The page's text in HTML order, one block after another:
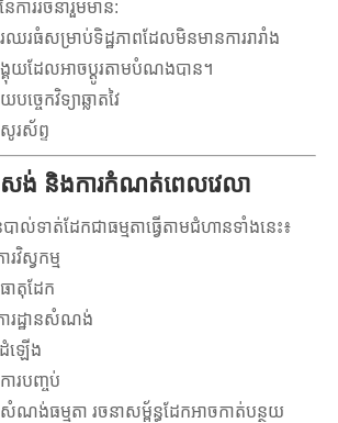
ាររចនារួមមាន:
រឈរធំសម្រាប់ទិដ្ឋភាពដែលមិនមានការរារាំង
ង្គុយដែលអាចប្ដូរតាមបំណងបាន។
ច្ចេកវិទ្យាឆ្លាតវៃ
សូរស័ព្ទ
សង់ និងការកំណត់ពេលវេលា
ល់ទាត់ដែកជាធម្មតាធ្វើតាមជំហានទាំងនេះ៖
វិស្វកម្ម
តុដែក
ារដ្ឋានសំណង់
ឡើង
ារបញ្ចប់
ង់ធម្មតា រចនាសម្ព័ន្ធដែកអាចកាត់បន្ថយ